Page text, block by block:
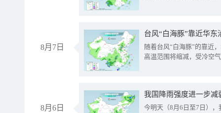
8月7日
台风“白海豚”靠近华
随着台风“白海豚”的靠近
高温范围将缩减，受冷空
8月6日
今明天（8月6日至7日）